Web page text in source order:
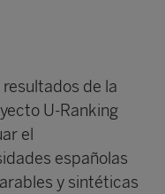
de la
U-Ranking
el
españolas
y sintéticas